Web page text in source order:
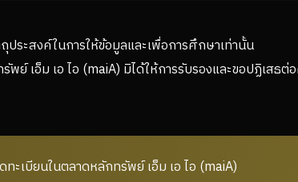
ระสงค์ในการให้ข้อมูลและเพื่อการศึกษาเท่านั้น
ย์ เอ็ม เอ ไอ (maiA) มิได้ให้การรับรองและขอปฏิเสธต่
เบียนในตลาดหลักทรัพย์ เอ็ม เอ ไอ (maiA)